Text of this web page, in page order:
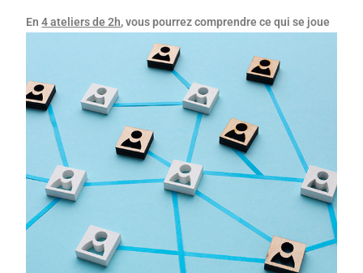
En4 ateliers de 2h, vous pourrez comprendre ce qui se joue
dans votre système familial pour agir, de manière concrète,
en vue d’apaiser vos relations !